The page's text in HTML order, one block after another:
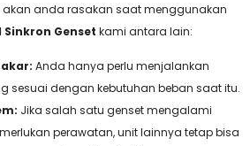
anda rasakan saat menggunakan
Genset kami antara lain:
Anda hanya perlu menjalankan
sesuai dengan kebutuhan beban saat itu.
Jika salah satu genset mengalami
perawatan, unit lainnya tetap bisa